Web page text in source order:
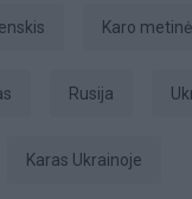
karo
Rusija
karas Ukrainoje